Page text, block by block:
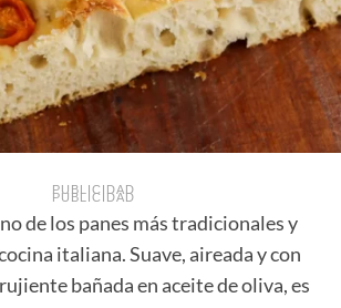
PUBLICIDAD
PUBLICIDAD
de los panes más tradicionales y
italiana. Suave, aireada y con
bañada en aceite de oliva, es